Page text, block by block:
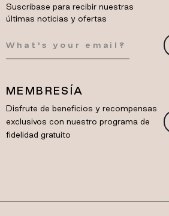
Suscríbase para recibir nuestras
últimas noticias y ofertas
MEMBRESÍA
Disfrute de beneficios y recompensas
exclusivos con nuestro programa de
fidelidad gratuito